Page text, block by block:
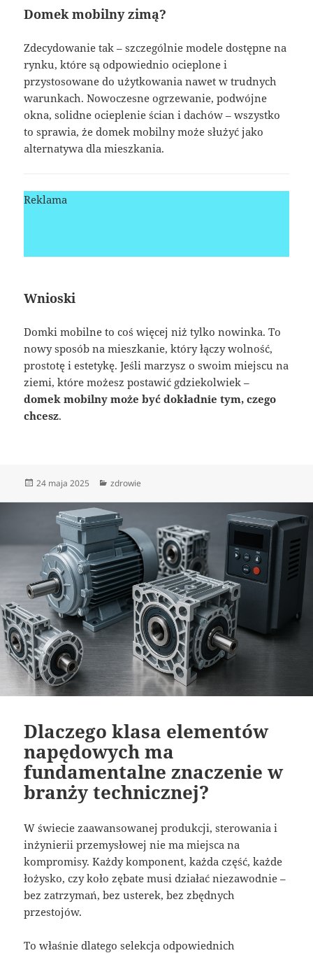
Domek mobilny zimą?
Zdecydowanie tak – szczególnie modele dostępne na
rynku, które są odpowiednio ocieplone i
przystosowane do użytkowania nawet w trudnych
warunkach. Nowoczesne ogrzewanie, podwójne
okna, solidne ocieplenie ścian i dachów – wszystko
to sprawia, że domek mobilny może służyć jako
alternatywa dla mieszkania.
Reklama
Wnioski
Domki mobilne to coś więcej niż tylko nowinka. To
nowy sposób na mieszkanie, który łączy wolność,
prostotę i estetykę. Jeśli marzysz o swoim miejscu na
ziemi, które możesz postawić gdziekolwiek –
domek mobilny może być dokładnie tym, czego
chcesz.
Data
24 maja 2025 Kategorie
zdrowie
Dlaczego klasa elementów
napędowych ma
fundamentalne znaczenie w
branży technicznej?
W świecie zaawansowanej produkcji, sterowania i
inżynierii przemysłowej nie ma miejsca na
kompromisy. Każdy komponent, każda część, każde
łożysko, czy koło zębate musi działać niezawodnie –
bez zatrzymań, bez usterek, bez zbędnych
przestojów.
To właśnie dlatego selekcja odpowiednich